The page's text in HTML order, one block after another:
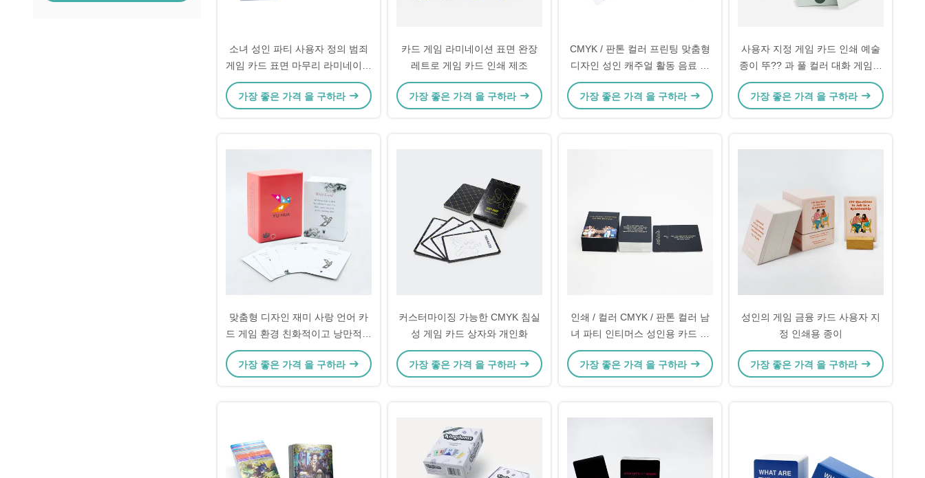
소녀 성인 파티 사용자 정의 범죄
게임 카드 표면 마무리 라미네이션
예술 작품 형식 AI
가장 좋은 가격 을 구하라
카드 게임 라미네이션 표면 완장
레트로 게임 카드 인쇄 제조
가장 좋은 가격 을 구하라
CMYK / 판톤 컬러 프린팅 맞춤형
디자인 성인 캐주얼 활동 음료 카
드 게임
가장 좋은 가격 을 구하라
사용자 지정 게임 카드 인쇄 예술
종이 뚜?? 과 풀 컬러 대화 게임을
위한 기본 상자
가장 좋은 가격 을 구하라
맞춤형 디자인 재미 사랑 언어 카
드 게임 환경 친화적이고 낭만적인
커플 밤
가장 좋은 가격 을 구하라
커스터마이징 가능한 CMYK 침실
성 게임 카드 상자와 개인화
가장 좋은 가격 을 구하라
인쇄 / 컬러 CMYK / 판톤 컬러 남
녀 파티 인티머스 성인용 카드 게
임
가장 좋은 가격 을 구하라
성인의 게임 금융 카드 사용자 지
정 인쇄용 종이
가장 좋은 가격 을 구하라